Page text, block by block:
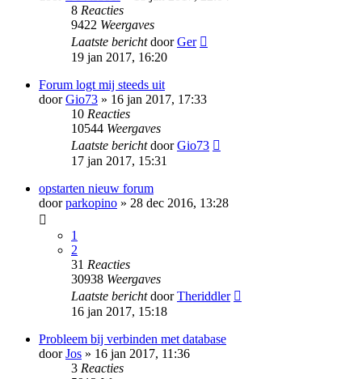
8 Reacties
9422 Weergaves
Laatste berichtdoorGer
19 jan 2017, 16:20
Forum logt mij steeds uit
doorGio73 » 16 jan 2017, 17:33
10 Reacties
10544 Weergaves
Laatste berichtdoorGio73
17 jan 2017, 15:31
opstarten nieuw forum
doorparkopino » 28 dec 2016, 13:28
1
2
31 Reacties
30938 Weergaves
Laatste berichtdoorTheriddler
16 jan 2017, 15:18
Probleem bij verbinden met database
doorJos » 16 jan 2017, 11:36
3 Reacties